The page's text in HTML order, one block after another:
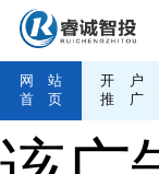
网
站
首
页
开
户
推
广